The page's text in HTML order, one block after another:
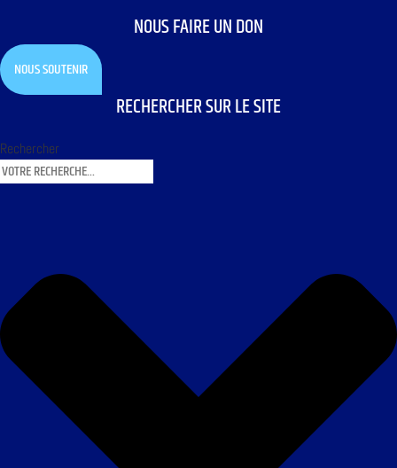
NOUS FAIRE UN DON
NOUS SOUTENIR
RECHERCHER SUR LE SITE
Rechercher